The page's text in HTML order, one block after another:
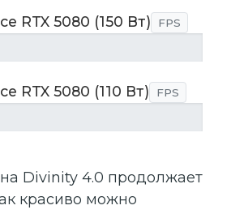
RTX 5080 (150 Вт) FPS
RTX 5080 (110 Вт) FPS
на Divinity 4.0 продолжает
красиво можно